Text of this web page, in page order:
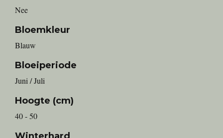
Nee
Bloemkleur
Blauw
Bloeiperiode
Juni / Juli
Hoogte (cm)
40 - 50